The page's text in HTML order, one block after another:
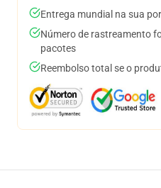
Entrega mundial na sua
Número de rastreamento
pacotes
Reembolso total se o